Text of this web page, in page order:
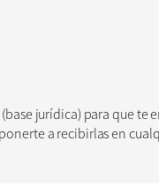
jurídica) para que
a recibirlas en